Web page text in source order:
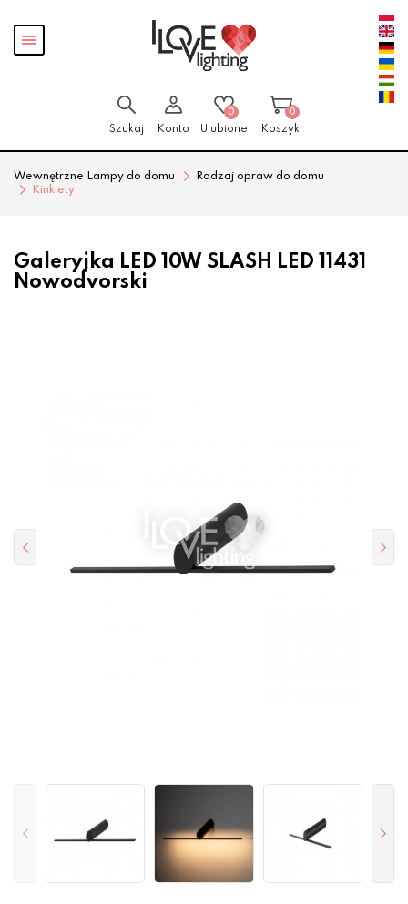
Pokaż
menu
Szukaj Konto
0
Ulubione
0
Koszyk
Wewnętrzne Lampy do domu
Rodzaj opraw do domu
Kinkiety
Galeryjka LED 10W SLASH LED 11431
Nowodvorski